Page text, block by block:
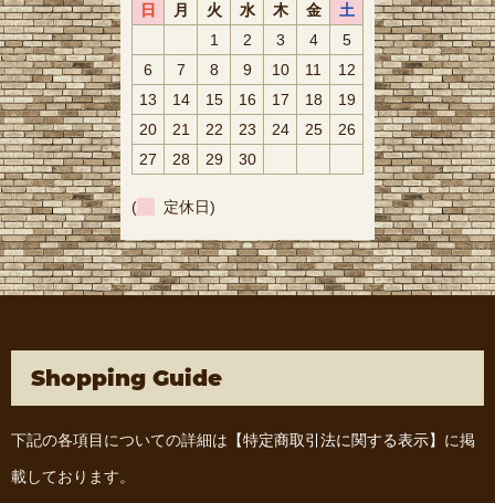
日 月 火 水 木 金
土
1
2 3 4
5
6
7 8 9 10 11
12
13
14 15 16 17 18
19
20
21 22 23 24 25
26
27
28 29 30
( 定休日)
Shopping Guide
下記の各項目についての詳細は 【特定商取引法に関する表示】 に掲
載しております。